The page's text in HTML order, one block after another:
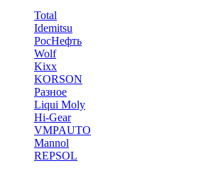
Total
Idemitsu
РосНефть
Wolf
Kixx
KORSON
Разное
Liqui Moly
Hi-Gear
VMPAUTO
Mannol
REPSOL